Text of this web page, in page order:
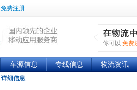
免费注册
你可以 免费
车源信息 专线信息 物流资讯
详细信息